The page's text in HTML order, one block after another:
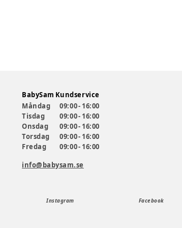
BabySam Kundservice
Måndag
09:00 - 16:00
Tisdag
09:00 - 16:00
Onsdag
09:00 - 16:00
Torsdag
09:00 - 16:00
Fredag
09:00 - 16:00
info@babysam.se
Instagram Facebook